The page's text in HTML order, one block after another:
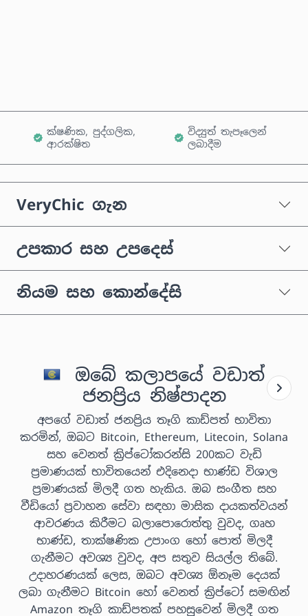
ක්ෂණික, පුද්ගලික,
ආරක්ෂිත
විද්‍යුත් තැපෑලෙන්
ලබාදීම
VeryChic ගැන
උපකාර සහ උපදෙස්
නියම සහ කොන්දේසි
ඔබේ කලාපයේ වඩාත්
ජනප්‍රිය නිෂ්පාදන
අපගේ වඩාත් ජනප්‍රිය තෑගි කාඩ්පත් භාවිතා
කරමින්, ඔබට Bitcoin, Ethereum, Litecoin, Solana
සහ වෙනත් ක්‍රිප්ටෝකරන්සි 200කට වැඩි
ප්‍රමාණයක් භාවිතයෙන් එදිනෙදා භාණ්ඩ විශාල
ප්‍රමාණයක් මිලදී ගත හැකිය. ඔබ සංගීත සහ
වීඩියෝ ප්‍රවාහන සේවා සඳහා මාසික දායකත්වයන්
ආවරණය කිරීමට බලාපොරොත්තු වුවද, ගෘහ
භාණ්ඩ, තාක්ෂණික උපාංග හෝ පොත් මිලදී
ගැනීමට අවශ්‍ය වුවද, අප සතුව සියල්ල තිබේ.
උදාහරණයක් ලෙස, ඔබට අවශ්‍ය ඕනෑම දෙයක්
ලබා ගැනීමට Bitcoin හෝ වෙනත් ක්‍රිප්ටෝ සමඟින්
Amazon තෑගි කාඩ්පතක් පහසුවෙන් මිලදී ගත